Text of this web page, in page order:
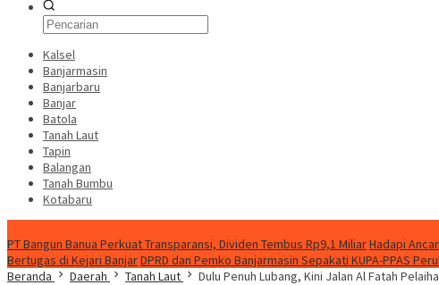
Kalsel
Banjarmasin
Banjarbaru
Banjar
Batola
Tanah Laut
Tapin
Balangan
Tanah Bumbu
Kotabaru
PT Bangun Banua Perkuat Transparansi, Dividen Tembus Rp9,1 MiliarHadapi
Bertugas di Kejari BanjarDPRD dan Pemko Banjarmasin Sepakati KUPA-PPAS
Beranda
Daerah Tanah Laut Dulu Penuh Lubang, Kini Jalan Al Fatah